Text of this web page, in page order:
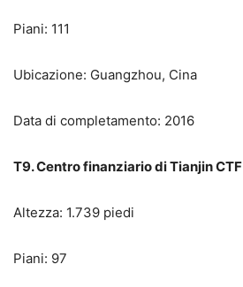
Piani: 111
Ubicazione: Guangzhou, Cina
Data di completamento: 2016
T9. Centro finanziario di Tianjin CTF
Altezza: 1.739 piedi
Piani: 97